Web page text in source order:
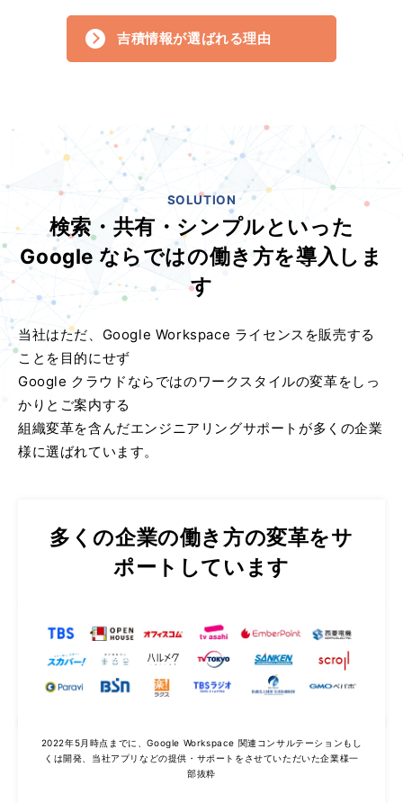
吉積情報が選ばれる理由
SOLUTION
検索・共有・シンプルといった
Google ならではの働き方を導入しま
す
当社はただ、Google Workspace ライセンスを販売する
ことを目的にせず
Google クラウドならではのワークスタイルの変革をしっ
かりとご案内する
組織変革を含んだエンジニアリングサポートが多くの企業
様に選ばれています。
多くの企業の働き方の変革をサ
ポートしています
2022年5月時点までに、Google Workspace 関連コンサルテーションもし
くは開発、当社アプリなどの提供・サポートをさせていただいた企業様一
部抜粋